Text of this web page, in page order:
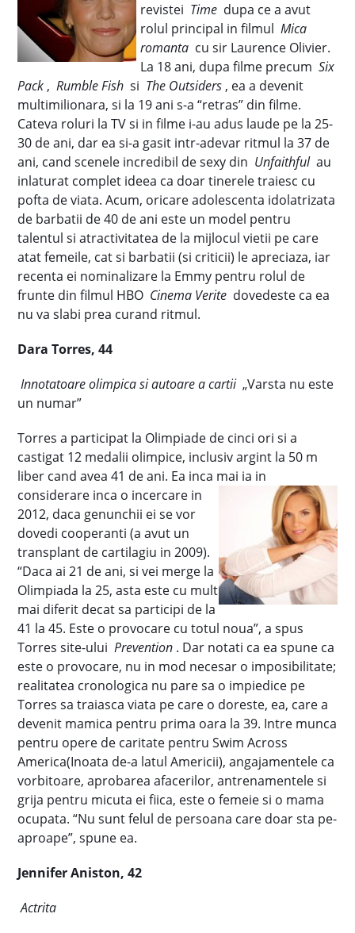
revistei Time dupa ce a avut
rolul principal in filmul Mica
romanta cu sir Laurence Olivier.
La 18 ani, dupa filme precum Six
Pack , Rumble Fish si The Outsiders , ea a devenit
multimilionara, si la 19 ani s-a “retras” din filme.
Cateva roluri la TV si in filme i-au adus laude pe la 25-
30 de ani, dar ea si-a gasit intr-adevar ritmul la 37 de
ani, cand scenele incredibil de sexy din Unfaithful au
inlaturat complet ideea ca doar tinerele traiesc cu
pofta de viata. Acum, oricare adolescenta idolatrizata
de barbatii de 40 de ani este un model pentru
talentul si atractivitatea de la mijlocul vietii pe care
atat femeile, cat si barbatii (si criticii) le apreciaza, iar
recenta ei nominalizare la Emmy pentru rolul de
frunte din filmul HBO Cinema Verite dovedeste ca ea
nu va slabi prea curand ritmul.
Dara Torres, 44
Innotatoare olimpica si autoare a cartii „Varsta nu este
un numar”
Torres a participat la Olimpiade de cinci ori si a
castigat 12 medalii olimpice, inclusiv argint la 50 m
liber cand avea 41 de ani. Ea inca mai ia in
considerare inca o incercare in
2012, daca genunchii ei se vor
dovedi cooperanti (a avut un
transplant de cartilagiu in 2009).
“Daca ai 21 de ani, si vei merge la
Olimpiada la 25, asta este cu mult
mai diferit decat sa participi de la
41 la 45. Este o provocare cu totul noua”, a spus
Torres site-ului Prevention . Dar notati ca ea spune ca
este o provocare, nu in mod necesar o imposibilitate;
realitatea cronologica nu pare sa o impiedice pe
Torres sa traiasca viata pe care o doreste, ea, care a
devenit mamica pentru prima oara la 39. Intre munca
pentru opere de caritate pentru Swim Across
America(Inoata de-a latul Americii), angajamentele ca
vorbitoare, aprobarea afacerilor, antrenamentele si
grija pentru micuta ei fiica, este o femeie si o mama
ocupata. “Nu sunt felul de persoana care doar sta pe-
aproape”, spune ea.
Jennifer Aniston, 42
Actrita